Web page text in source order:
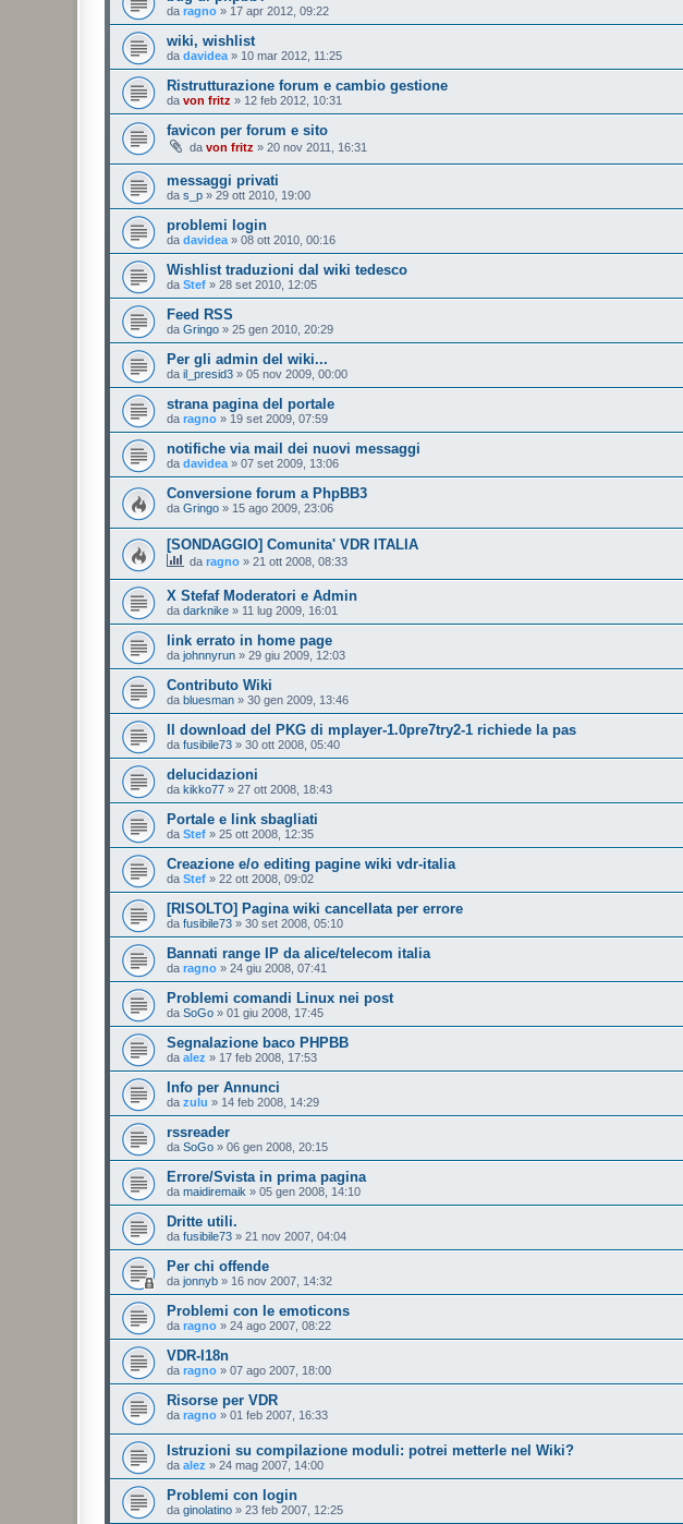
da ragno » 17 apr 2012, 09:22
wiki, wishlist
da davidea » 10 mar 2012, 11:25
Ristrutturazione forum e cambio gestione
da von fritz » 12 feb 2012, 10:31
favicon per forum e sito
da von fritz » 20 nov 2011, 16:31
messaggi privati
da s_p » 29 ott 2010, 19:00
problemi login
da davidea» 08 ott 2010, 00:16
Wishlist traduzioni dal wiki tedesco
da Stef » 28 set 2010, 12:05
Feed RSS
da Gringo » 25 gen 2010, 20:29
Per gli admin del wiki...
da il_presid3 » 05 nov 2009, 00:00
strana pagina del portale
da ragno » 19 set 2009, 07:59
notifiche via mail dei nuovi messaggi
da davidea» 07 set 2009, 13:06
Conversione forum a PhpBB3
da Gringo » 15 ago 2009, 23:06
[SONDAGGIO] Comunita' VDR ITALIA
da ragno » 21 ott 2008, 08:33
X Stefaf Moderatori e Admin
da darknike » 11 lug 2009, 16:01
link errato in home page
da johnnyrun » 29 giu 2009, 12:03
Contributo Wiki
da bluesman » 30 gen 2009, 13:46
Il download del PKG di mplayer-1.0pre7try2-1 richiede la pas
da fusibile73 » 30 ott 2008, 05:40
delucidazioni
da kikko77 » 27 ott 2008, 18:43
Portale e link sbagliati
da Stef » 25 ott 2008, 12:35
Creazione e/o editing pagine wiki vdr-italia
da Stef » 22 ott 2008, 09:02
[RISOLTO] Pagina wiki cancellata per errore
da fusibile73 » 30 set 2008, 05:10
Bannati range IP da alice/telecom italia
da ragno » 24 giu 2008, 07:41
Problemi comandi Linux nei post
da SoGo » 01 giu 2008, 17:45
Segnalazione baco PHPBB
da alez » 17 feb 2008, 17:53
Info per Annunci
da zulu » 14 feb 2008, 14:29
rssreader
da SoGo » 06 gen 2008, 20:15
Errore/Svista in prima pagina
da maidiremaik » 05 gen 2008, 14:10
Dritte utili.
da fusibile73 » 21 nov 2007, 04:04
Per chi offende
da jonnyb » 16 nov 2007, 14:32
Problemi con le emoticons
da ragno » 24 ago 2007, 08:22
VDR-I18n
da ragno » 07 ago 2007, 18:00
Risorse per VDR
da ragno » 01 feb 2007, 16:33
Istruzioni su compilazione moduli: potrei metterle nel Wiki?
da alez » 24 mag 2007, 14:00
Problemi con login
da ginolatino » 23 feb 2007, 12:25